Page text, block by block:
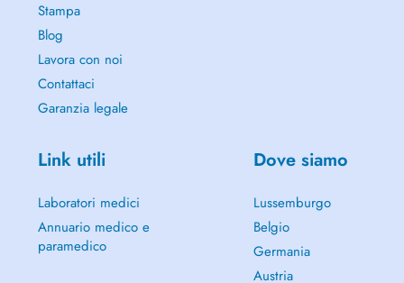
Stampa
Blog
Lavora con noi
Contattaci
Garanzia legale
Link utili
Laboratori medici
Annuario medico e
paramedico
Dove siamo
Lussemburgo
Belgio
Germania
Austria